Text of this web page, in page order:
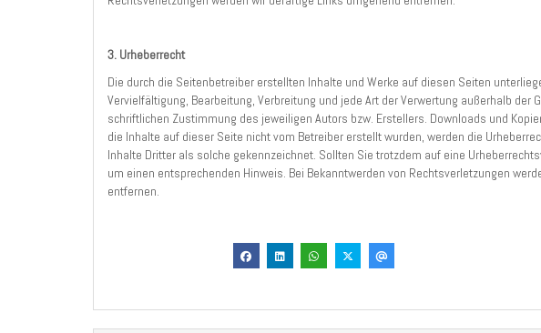
3. Urheberrecht
Die durch die Seitenbetreiber erstellten Inhalte und Werke auf diesen Seiten
Vervielfältigung, Bearbeitung, Verbreitung und jede Art der Verwertung außerhalb der
schriftlichen Zustimmung des jeweiligen Autors bzw. Erstellers. Downloads und
die Inhalte auf dieser Seite nicht vom Betreiber erstellt wurden, werden die
Inhalte Dritter als solche gekennzeichnet. Sollten Sie trotzdem auf eine
um einen entsprechenden Hinweis. Bei Bekanntwerden von Rechtsverletzungen
entfernen.